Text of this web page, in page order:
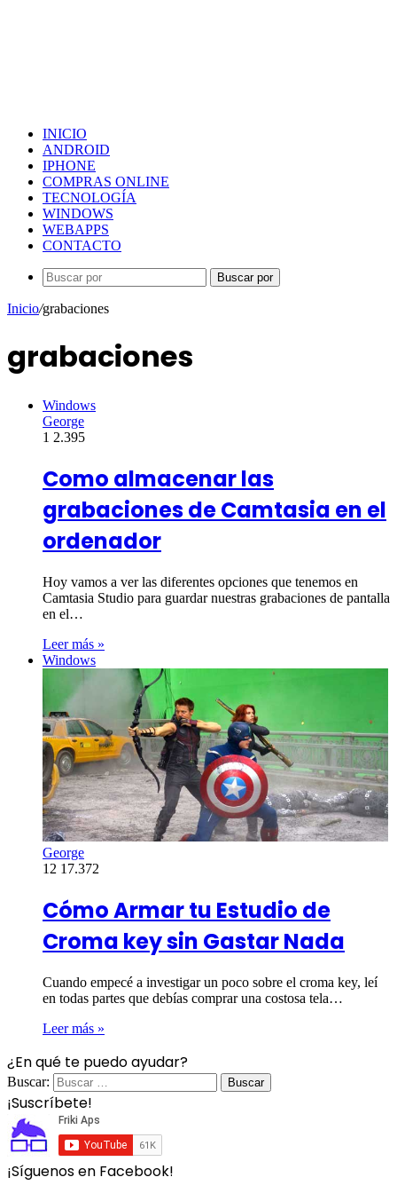
INICIO
ANDROID
IPHONE
COMPRAS ONLINE
TECNOLOGÍA
WINDOWS
WEBAPPS
CONTACTO
Buscar por
Inicio/grabaciones
grabaciones
Windows
George
1 2.395
Como almacenar las
grabaciones de Camtasia en el
ordenador
Hoy vamos a ver las diferentes opciones que tenemos en
Camtasia Studio para guardar nuestras grabaciones de pantalla
en el…
Leer más »
Windows
George
12 17.372
Cómo Armar tu Estudio de
Croma key sin Gastar Nada
Cuando empecé a investigar un poco sobre el croma key, leí
en todas partes que debías comprar una costosa tela…
Leer más »
¿En qué te puedo ayudar?
Buscar:
¡Suscríbete!
¡Síguenos en Facebook!